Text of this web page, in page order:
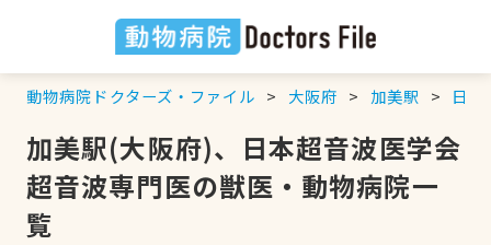
動物病院ドクターズ・ファイル 大阪府 加美駅 日本
加美駅(大阪府)、日本超音波医学会
超音波専門医の獣医・動物病院一
覧